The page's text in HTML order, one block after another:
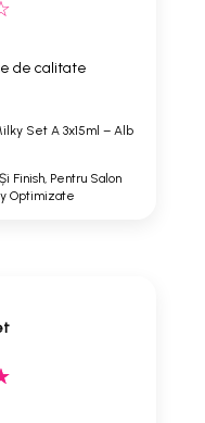
de calitate
Set A 3x15ml – Alb
Finish, Pentru Salon
Optimizate